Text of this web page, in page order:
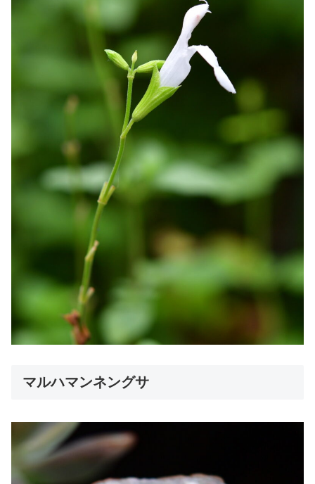
マルハマンネングサ